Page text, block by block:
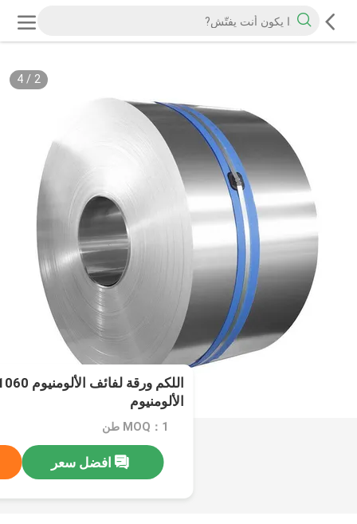
2
/
4
الألومنيوم
MOQ：1 طن
افضل سعر